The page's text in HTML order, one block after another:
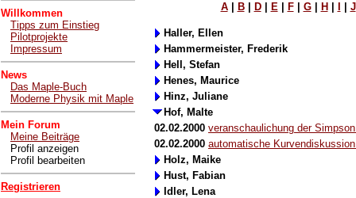
Willkommen
Tipps zum Einstieg
Pilotprojekte
Impressum
News
Das Maple-Buch
Moderne Physik mit Maple
Mein Forum
Meine Beiträge
Profil anzeigen
Profil bearbeiten
Registrieren
A| B| D| E| F| G| H J
Haller, Ellen
Hammermeister, Frederik
Hell, Stefan
Henes, Maurice
Hinz, Juliane
Hof, Malte
02.02.2000 veranschaulichung der
02.02.2000 automatische
Holz, Maike
Hust, Fabian
Idler, Lena